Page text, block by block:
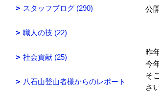
公
昨
今
そ
さ
スタッフブログ (290)
職人の技 (22)
社会貢献 (25)
八石山登山者様からのレポート